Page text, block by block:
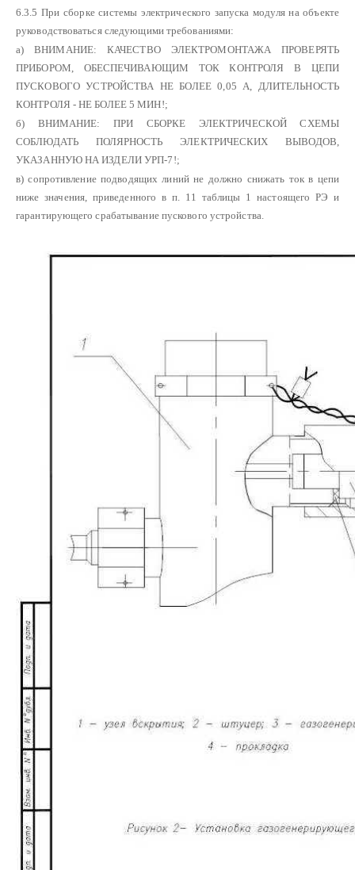
6.3.5 При сборке системы электрического запуска модуля на объекте
руководствоваться следующими требованиями:
а) ВНИМАНИЕ: КАЧЕСТВО ЭЛЕКТРОМОНТАЖА ПРОВЕРЯТЬ
ПРИБОРОМ, ОБЕСПЕЧИВАЮЩИМ ТОК КОНТРОЛЯ В ЦЕПИ
ПУСКОВОГО УСТРОЙСТВА НЕ БОЛЕЕ 0,05 А, ДЛИТЕЛЬНОСТЬ
КОНТРОЛЯ - НЕ БОЛЕЕ 5 МИН!;
б) ВНИМАНИЕ: ПРИ СБОРКЕ ЭЛЕКТРИЧЕСКОЙ СХЕМЫ
СОБЛЮДАТЬ ПОЛЯРНОСТЬ ЭЛЕКТРИЧЕСКИХ ВЫВОДОВ,
УКАЗАННУЮ НА ИЗДЕЛИ УРП-7!;
в) сопротивление подводящих линий не должно снижать ток в цепи
ниже значения, приведенного в п. 11 таблицы 1 настоящего РЭ и
гарантирующего срабатывание пускового устройства.